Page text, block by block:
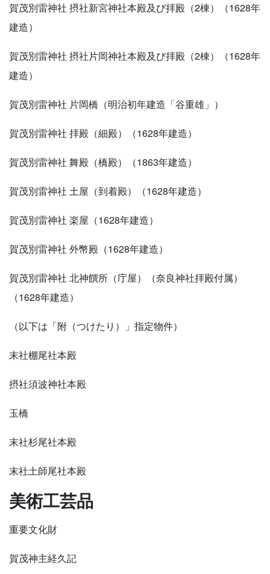
賀茂別雷神社 摂社新宮神社本殿及び拝殿（2棟）（1628年
建造）
賀茂別雷神社 摂社片岡神社本殿及び拝殿（2棟）（1628年
建造）
賀茂別雷神社 片岡橋（明治初年建造「谷重雄」）
賀茂別雷神社 拝殿（細殿）（1628年建造）
賀茂別雷神社 舞殿（橋殿）（1863年建造）
賀茂別雷神社 土屋（到着殿）（1628年建造）
賀茂別雷神社 楽屋（1628年建造）
賀茂別雷神社 外幣殿（1628年建造）
賀茂別雷神社 北神饌所（庁屋）（奈良神社拝殿付属）
（1628年建造）
（以下は「附（つけたり）」指定物件）
末社棚尾社本殿
摂社須波神社本殿
玉橋
末社杉尾社本殿
末社土師尾社本殿
美術工芸品
重要文化財
賀茂神主経久記